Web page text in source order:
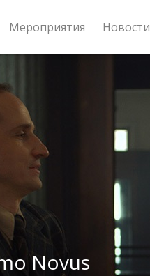
Мероприятия Новости
Novus